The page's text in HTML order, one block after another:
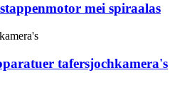
mei spiraalas
tafersjochkamera's